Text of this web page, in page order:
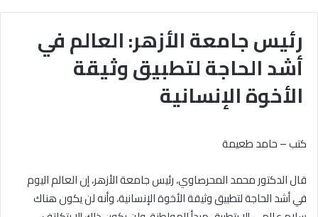
رئيس جامعة الأزهر: العالم في
أشد الحاجة لتطبيق وثيقة
الأخوة الإنسانية
كتب – حامد طعيمة
قال الدكتور محمد المحرصاوي، رئيس جامعة الأزهر، إن العالم اليوم
في أشد الحاجة لتطبيق وثيقة الأخوة الإنسانية، وأنه لن يكون هناك